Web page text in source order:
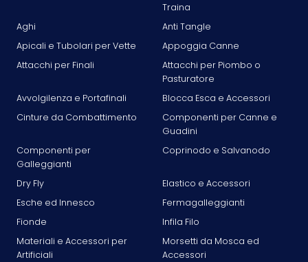
Traina
Aghi
Anti Tangle
Apicali e Tubolari per Vette
Appoggia Canne
Attacchi per Finali
Attacchi per Piombo o
Pasturatore
Avvolgilenza e Portafinali
Blocca Esca e Accessori
Cinture da Combattimento
Componenti per Canne e
Guadini
Componenti per
Galleggianti
Coprinodo e Salvanodo
Dry Fly
Elastico e Accessori
Esche ed Innesco
Fermagalleggianti
Fionde
Infila Filo
Materiali e Accessori per
Artificiali
Morsetti da Mosca ed
Accessori